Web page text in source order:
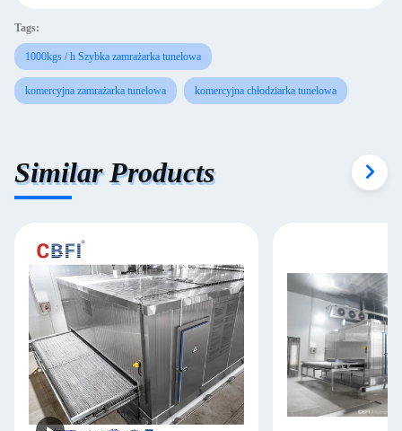
Tags:
1000kgs / h Szybka zamrażarka tunelowa
komercyjna zamrażarka tunelowa komercyjna chłodziarka tunelowa
Similar Products